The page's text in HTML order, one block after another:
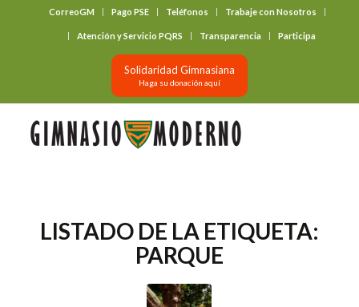
CorreoGM Pago PSE Teléfonos Trabaje con Nosotros
Atención y Servicio PQRS Transparencia Participa
Solidaridad Gimnasiana
Haga su donación aquí
LISTADO DE LA ETIQUETA:
PARQUE